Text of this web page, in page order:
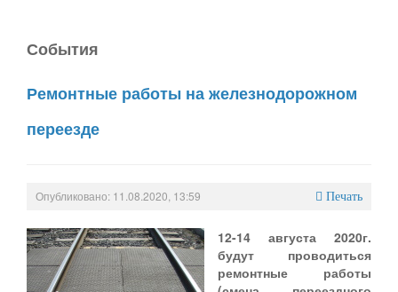
События
Ремонтные работы на железнодорожном
переезде
Опубликовано: 11.08.2020, 13:59 Печать
12-14 августа 2020г.
будут проводиться
ремонтные работы